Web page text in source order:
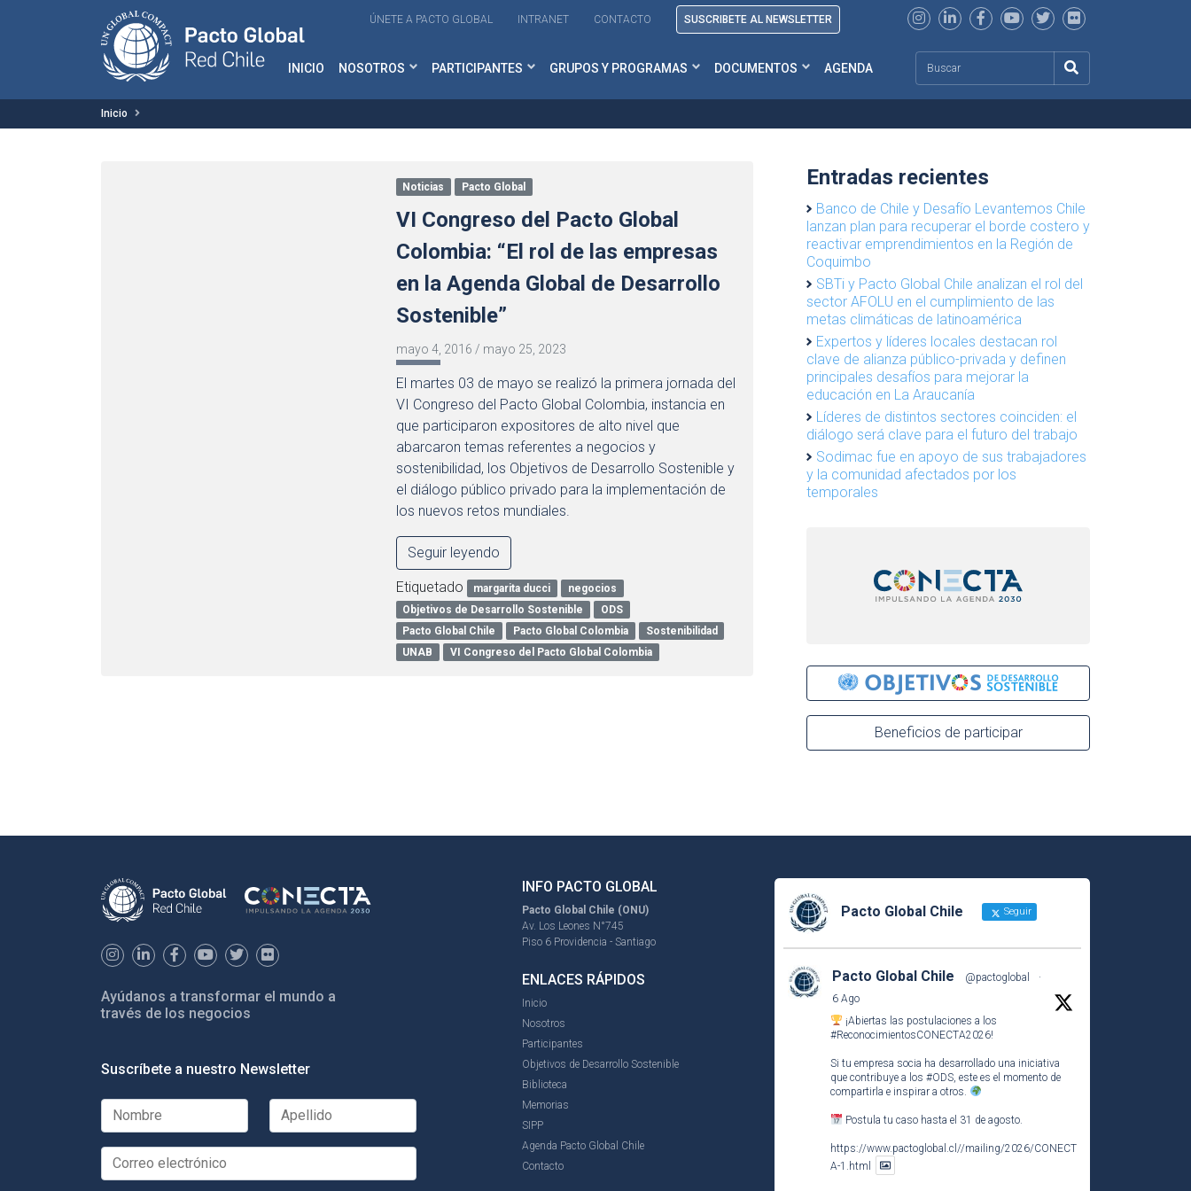
ÚNETE A PACTO GLOBAL INTRANET CONTACTO SUSCRIBETE AL NEWSLETTER
INICIO NOSOTROS PARTICIPANTES GRUPOS Y PROGRAMAS DOCUMENTOS AGENDA
Inicio
Noticias Pacto Global
VI Congreso del Pacto Global
Colombia: “El rol de las empresas
en la Agenda Global de Desarrollo
Sostenible”
mayo 4, 2016 / mayo 25, 2023
El martes 03 de mayo se realizó la primera jornada del
VI Congreso del Pacto Global Colombia, instancia en
que participaron expositores de alto nivel que
abarcaron temas referentes a negocios y
sostenibilidad, los Objetivos de Desarrollo Sostenible y
el diálogo público privado para la implementación de
los nuevos retos mundiales.
Seguir leyendo
Etiquetado margarita ducci
negocios
Objetivos de Desarrollo Sostenible
ODS
Pacto Global Chile
Pacto Global Colombia
Sostenibilidad
UNAB
VI Congreso del Pacto Global Colombia
Entradas recientes
Banco de Chile y Desafío Levantemos Chile
lanzan plan para recuperar el borde costero y
reactivar emprendimientos en la Región de
Coquimbo
SBTi y Pacto Global Chile analizan el rol del
sector AFOLU en el cumplimiento de las
metas climáticas de latinoamérica
Expertos y líderes locales destacan rol
clave de alianza público-privada y definen
principales desafíos para mejorar la
educación en La Araucanía
Líderes de distintos sectores coinciden: el
diálogo será clave para el futuro del trabajo
Sodimac fue en apoyo de sus trabajadores
y la comunidad afectados por los
temporales
Beneficios de participar
Ayúdanos a transformar el mundo a
través de los negocios
Suscríbete a nuestro Newsletter
INFO PACTO GLOBAL
Pacto Global Chile (ONU)
Av. Los Leones N°745
Piso 6 Providencia - Santiago
ENLACES RÁPIDOS
Inicio
Nosotros
Participantes
Objetivos de Desarrollo Sostenible
Biblioteca
Memorias
SIPP
Agenda Pacto Global Chile
Contacto
Pacto Global Chile Seguir
Pacto Global Chile @pactoglobal
·
6 Ago
¡Abiertas las postulaciones a los
#ReconocimientosCONECTA2026!
Si tu empresa socia ha desarrollado una iniciativa
que contribuye a los #ODS, este es el momento de
compartirla e inspirar a otros.
Postula tu caso hasta el 31 de agosto.
https://www.pactoglobal.cl//mailing/2026/CONECT
A-1.html